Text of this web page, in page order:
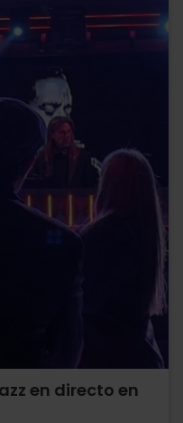
en directo en